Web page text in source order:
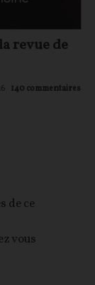
revue de
140 commentaires
de ce
vous